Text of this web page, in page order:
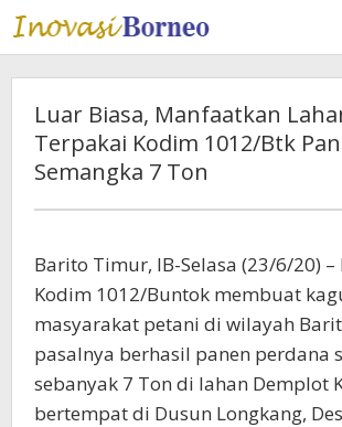
Lewati
ke
konten
Luar Biasa, Manfaatkan
Terpakai Kodim 1012/Btk
Semangka 7 Ton
Barito Timur, IB-Selasa (23/6/20) –
Kodim 1012/Buntok membuat
masyarakat petani di wilayah
pasalnya berhasil panen perdana
sebanyak 7 Ton di lahan Demplot
bertempat di Dusun Longkang,